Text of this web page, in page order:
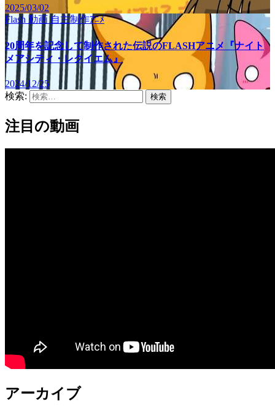
2025/03/02
Flash 動画自主制作ｱﾆﾒ
20周年を記念して制作された伝説のFLASHアニメ『ナイト
メアシティ・レクイエム』
2024/12/25
検索:
注目の動画
アーカイブ